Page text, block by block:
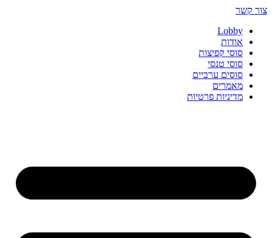
Skip
content
צור קשר
Lobby
אודות
סוסי קפיצות
סוסי טנסי
סוסים ערביים
מאמרים
מדיניות פרטיות